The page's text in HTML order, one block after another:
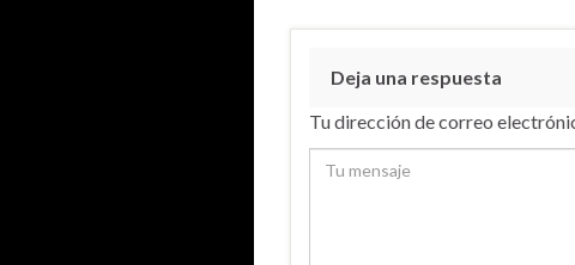
Deja una respuesta
Tu dirección de correo